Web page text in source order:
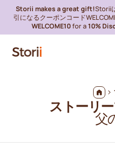
Storii makes a great gift!Storii
引になるクーポンコード
WELCOME10for a10%
ストーリ
父